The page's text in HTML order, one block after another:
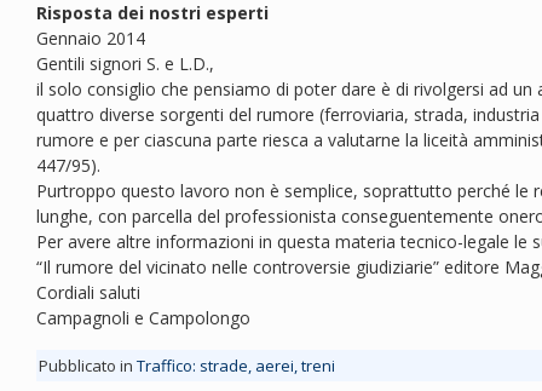
Risposta dei nostri esperti
Gennaio 2014
Gentili signori S. e L.D.,
il solo consiglio che pensiamo di poter dare è di rivolgersi ad un
quattro diverse sorgenti del rumore (ferroviaria, strada,
rumore e per ciascuna parte riesca a valutarne la liceità
447/95).
Purtroppo questo lavoro non è semplice, soprattutto perché le
lunghe, con parcella del professionista conseguentemente
Per avere altre informazioni in questa materia tecnico-legale le
“Il rumore del vicinato nelle controversie giudiziarie” editore
Cordiali saluti
Campagnoli e Campolongo
Pubblicato in Traffico: strade, aerei, treni